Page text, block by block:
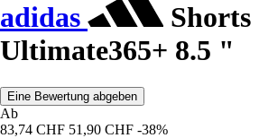
adidas
Shorts
Ultimate365+ 8.5 "
Eine Bewertung abgeben
Ab
83,74 CHF 51,90 CHF -38%